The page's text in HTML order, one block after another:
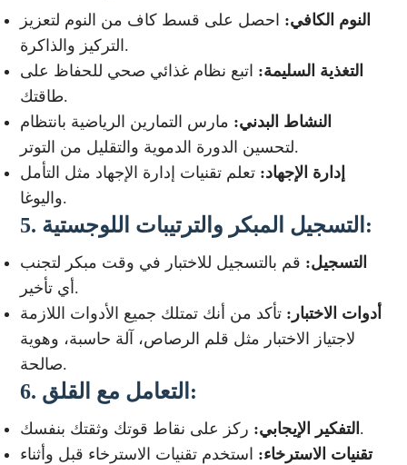
النوم الكافي: احصل على قسط كاف من النوم لتعزيز
التركيز والذاكرة.
التغذية السليمة: اتبع نظام غذائي صحي للحفاظ على
طاقتك.
النشاط البدني: مارس التمارين الرياضية بانتظام
لتحسين الدورة الدموية والتقليل من التوتر.
إدارة الإجهاد: تعلم تقنيات إدارة الإجهاد مثل التأمل
واليوغا.
5. التسجيل المبكر والترتيبات اللوجستية:
التسجيل: قم بالتسجيل للاختبار في وقت مبكر لتجنب
أي تأخير.
أدوات الاختبار: تأكد من أنك تمتلك جميع الأدوات اللازمة
لاجتياز الاختبار مثل قلم الرصاص، آلة حاسبة، وهوية
صالحة.
6. التعامل مع القلق:
التفكير الإيجابي: ركز على نقاط قوتك وثقتك بنفسك.
تقنيات الاسترخاء: استخدم تقنيات الاسترخاء قبل وأثناء